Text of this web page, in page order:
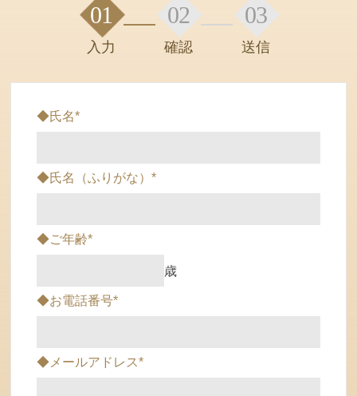
01
入力
02
確認
03
送信
◆氏名*
◆氏名（ふりがな）*
◆ご年齢*
歳
◆お電話番号*
◆メールアドレス*